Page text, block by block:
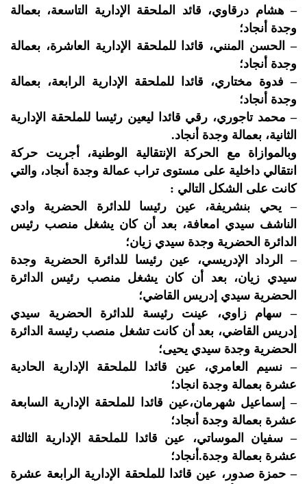
– هشام درقاوي، قائد الملحقة الإدارية التاسعة، بعمالة
وجدة أنجاد؛
– الحسن المنني، قائدا للملحقة الإدارية العاشرة، بعمالة
وجدة أنجاد؛
– فدوة مختاري، قائدا للملحقة الإدارية الرابعة، بعمالة
وجدة أنجاد؛
– محمد تاجوري، رقي قائدا ليعين رئيسا للملحقة الإدارية
الثانية، بعمالة وجدة أنجاد.
وبالموازاة مع الحركة الإنتقالية الوطنية، أجريت حركة
انتقالي داخلية على مستوى تراب عمالة وجدة أنجاد، والتي
كانت على الشكل التالي :
– يحي بنشريفة، عين رئيسا للدائرة الحضرية وادي
الناشف سيدي امعافة، بعد أن كان يشغل منصب رئيس
الدائرة الحضرية وجدة سيدي زيان؛
– الرداد الإدريسي، عين رئيسا للدائرة الحضرية وجدة
سيدي زيان، بعد أن كان يشغل منصب رئيس الدائرة
الحضرية سيدي إدريس القاضي؛
– سهام زاوي، عينت رئيسة للدائرة الحضرية سيدي
إدريس القاضي، بعد أن كانت تشغل منصب رئيسة الدائرة
الحضرية وجدة سيدي يحيى؛
– نسيم العامري، عين قائدا للملحقة الإدارية الحادية
عشرة بعمالة وجدة انجاد؛
– إسماعيل شهرمان،عين قائدا للملحقة الإدارية السابعة
عشرة بعمالة وجدة أنجاد؛
– سفيان الموساتي، عين قائدا للملحقة الإدارية الثالثة
عشرة بعمالة وجدة.أنجاد؛
– حمزة صدور، عين قائدا للملحقة الإدارية الرابعة عشرة